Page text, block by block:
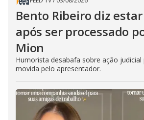
Bento Ribeiro diz
após ser processado
Mion
Humorista desabafa sobre ação judicial
movida pelo apresentador.